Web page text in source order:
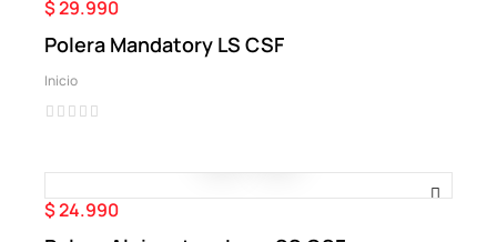
Precio
$ 29.990
Polera Mandatory LS CSF
Inicio
Precio
$ 24.990